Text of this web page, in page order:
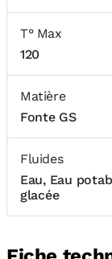
T° Max
120
Matière
Fonte GS
Fluides
Eau, Eau
glacée